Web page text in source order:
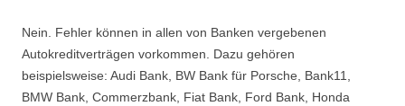
Nein. Fehler können in allen von Banken vergebenen
Autokreditverträgen vorkommen. Dazu gehören
beispielsweise: Audi Bank, BW Bank für Porsche, Bank11,
BMW Bank, Commerzbank, Fiat Bank, Ford Bank, Honda